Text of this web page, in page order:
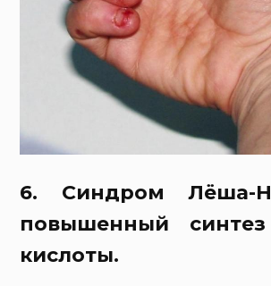
6. Синдром Лёша-
повышенный
кислоты.